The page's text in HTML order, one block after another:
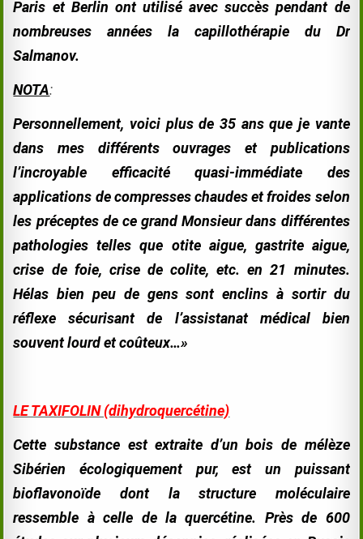
Paris et Berlin ont utilisé avec succès pendant de
nombreuses années la capillothérapie du Dr
Salmanov.
NOTA:
Personnellement, voici plus de 35 ans que je vante
dans mes différents ouvrages et publications
l’incroyable efficacité quasi-immédiate des
applications de compresses chaudes et froides selon
les préceptes de ce grand Monsieur dans différentes
pathologies telles que otite aigue, gastrite aigue,
crise de foie, crise de colite, etc. en 21 minutes.
Hélas bien peu de gens sont enclins à sortir du
réflexe sécurisant de l’assistanat médical bien
souvent lourd et coûteux…»
LE TAXIFOLIN (dihydroquercétine)
Cette substance est extraite d’un bois de mélèze
Sibérien écologiquement pur, est un puissant
bioflavonoïde dont la structure moléculaire
ressemble à celle de la quercétine. Près de 600